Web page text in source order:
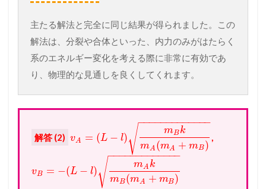
主たる解法と完全に同じ結果が得られました。この
解法は、分裂や合体といった、内力のみがはたらく
系のエネルギー変化を考える際に非常に有効であ
り、物理的な見通しを良くしてくれます。
解答 (2) vA = (L − l)
mBk
mA (mA + mB)
− −
−−−−−−−−−−−
√ ,
vB = −(L − l)
mA k
mB(mA + mB)
− −
−−−−−−−−−−−
√